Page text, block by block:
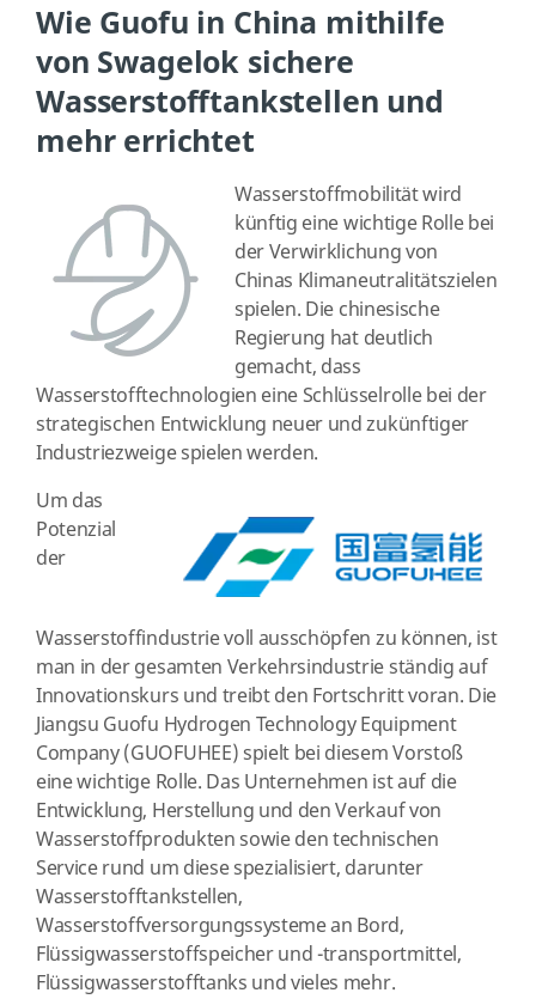
Wie Guofu in China mithilfe
von Swagelok sichere
Wasserstofftankstellen und
mehr errichtet
Wasserstoffmobilität wird
künftig eine wichtige Rolle bei
der Verwirklichung von
Chinas Klimaneutralitätszielen
spielen. Die chinesische
Regierung hat deutlich
gemacht, dass
Wasserstofftechnologien eine Schlüsselrolle bei der
strategischen Entwicklung neuer und zukünftiger
Industriezweige spielen werden.
Um das
Potenzial
der
Wasserstoffindustrie voll ausschöpfen zu können, ist
man in der gesamten Verkehrsindustrie ständig auf
Innovationskurs und treibt den Fortschritt voran. Die
Jiangsu Guofu Hydrogen Technology Equipment
Company (GUOFUHEE) spielt bei diesem Vorstoß
eine wichtige Rolle. Das Unternehmen ist auf die
Entwicklung, Herstellung und den Verkauf von
Wasserstoffprodukten sowie den technischen
Service rund um diese spezialisiert, darunter
Wasserstofftankstellen,
Wasserstoffversorgungssysteme an Bord,
Flüssigwasserstoffspeicher und -transportmittel,
Flüssigwasserstofftanks und vieles mehr.